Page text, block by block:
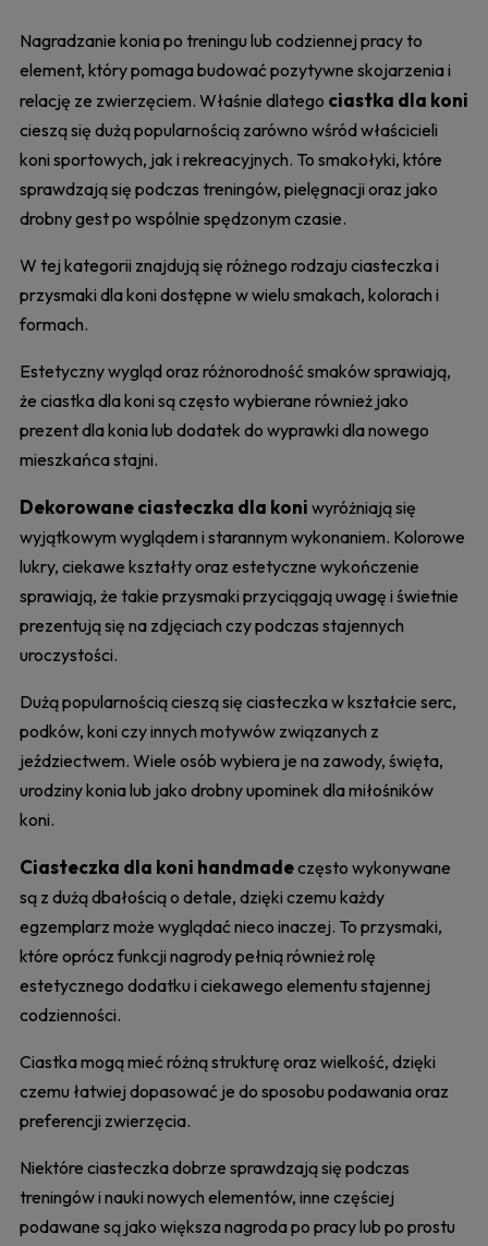
Nagradzanie konia po treningu lub codziennej pracy to
element, który pomaga budować pozytywne skojarzenia i
relację ze zwierzęciem. Właśnie dlatego ciastka dla koni
cieszą się dużą popularnością zarówno wśród właścicieli
koni sportowych, jak i rekreacyjnych. To smakołyki, które
sprawdzają się podczas treningów, pielęgnacji oraz jako
drobny gest po wspólnie spędzonym czasie.
W tej kategorii znajdują się różnego rodzaju ciasteczka i
przysmaki dla koni dostępne w wielu smakach, kolorach i
formach.
Estetyczny wygląd oraz różnorodność smaków sprawiają,
że ciastka dla koni są często wybierane również jako
prezent dla konia lub dodatek do wyprawki dla nowego
mieszkańca stajni.
Dekorowane ciasteczka dla koni wyróżniają się
wyjątkowym wyglądem i starannym wykonaniem. Kolorowe
lukry, ciekawe kształty oraz estetyczne wykończenie
sprawiają, że takie przysmaki przyciągają uwagę i świetnie
prezentują się na zdjęciach czy podczas stajennych
uroczystości.
Dużą popularnością cieszą się ciasteczka w kształcie serc,
podków, koni czy innych motywów związanych z
jeździectwem. Wiele osób wybiera je na zawody, święta,
urodziny konia lub jako drobny upominek dla miłośników
koni.
Ciasteczka dla koni handmadeczęsto wykonywane
są z dużą dbałością o detale, dzięki czemu każdy
egzemplarz może wyglądać nieco inaczej. To przysmaki,
które oprócz funkcji nagrody pełnią również rolę
estetycznego dodatku i ciekawego elementu stajennej
codzienności.
Ciastka mogą mieć różną strukturę oraz wielkość, dzięki
czemu łatwiej dopasować je do sposobu podawania oraz
preferencji zwierzęcia.
Niektóre ciasteczka dobrze sprawdzają się podczas
treningów i nauki nowych elementów, inne częściej
podawane są jako większa nagroda po pracy lub po prostu